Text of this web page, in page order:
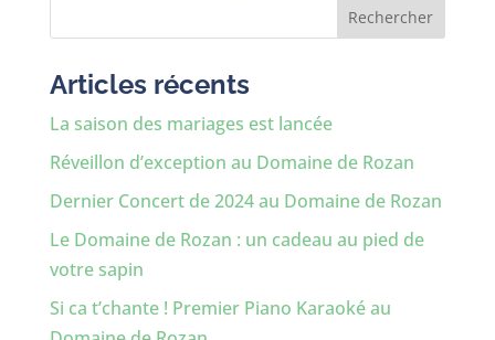
Rechercher
Articles récents
La saison des mariages est lancée
Réveillon d’exception au Domaine de Rozan
Dernier Concert de 2024 au Domaine de Rozan
Le Domaine de Rozan : un cadeau au pied de
votre sapin
Si ca t’chante ! Premier Piano Karaoké au